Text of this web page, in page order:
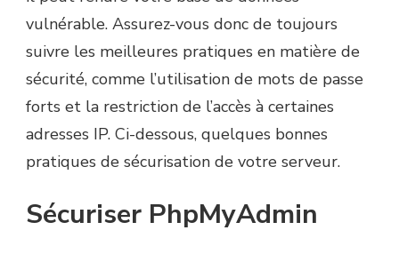
vulnérable. Assurez-vous donc de toujours
suivre les meilleures pratiques en matière de
sécurité, comme l’utilisation de mots de passe
forts et la restriction de l’accès à certaines
adresses IP. Ci-dessous, quelques bonnes
pratiques de sécurisation de votre serveur.
Sécuriser PhpMyAdmin